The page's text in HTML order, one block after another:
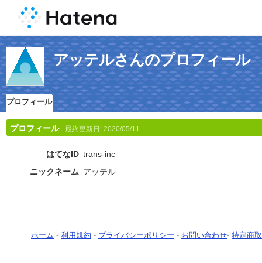
アッテルさんのプロフィール
プロフィール
プロフィール 最終更新日: 2020/05/11
はてなID trans-inc
ニックネーム アッテル
ホーム - 利用規約 - プライバシーポリシー - お問い合わせ- 特定商